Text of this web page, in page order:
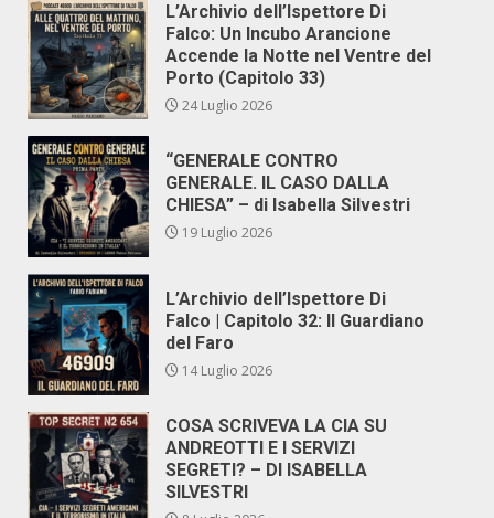
L’Archivio dell’Ispettore Di
Falco: Un Incubo Arancione
Accende la Notte nel Ventre del
Porto (Capitolo 33)
24 Luglio 2026
“GENERALE CONTRO
GENERALE. IL CASO DALLA
CHIESA” – di Isabella Silvestri
19 Luglio 2026
L’Archivio dell’Ispettore Di
Falco | Capitolo 32: Il Guardiano
del Faro
14 Luglio 2026
COSA SCRIVEVA LA CIA SU
ANDREOTTI E I SERVIZI
SEGRETI? – DI ISABELLA
SILVESTRI